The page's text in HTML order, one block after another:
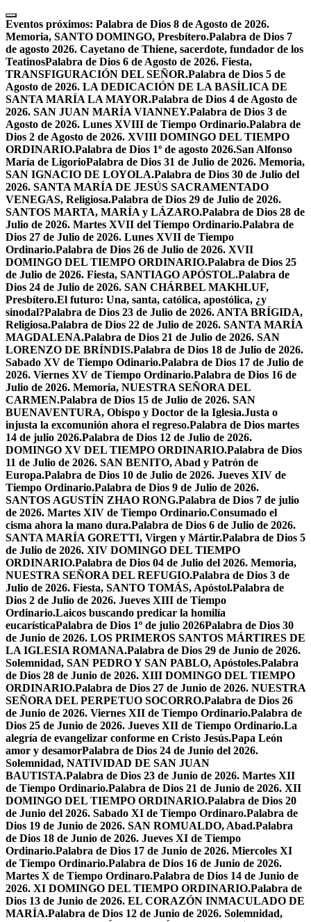
Skip
to
content
Eventos próximos: Palabra de Dios 8 de Agosto de 2026.
Memoria, SANTO DOMINGO, Presbítero.Palabra de Dios 7
de agosto 2026. Cayetano de Thiene, sacerdote, fundador de los
TeatinosPalabra de Dios 6 de Agosto de 2026. Fiesta,
TRANSFIGURACIÓN DEL SEÑOR.Palabra de Dios 5 de
Agosto de 2026. LA DEDICACIÓN DE LA BASÍLICA DE
SANTA MARÍA LA MAYOR.Palabra de Dios 4 de Agosto de
2026. SAN JUAN MARÍA VIANNEY.Palabra de Dios 3 de
Agosto de 2026. Lunes XVIII de Tiempo Ordinario.Palabra de
Dios 2 de Agosto de 2026. XVIII DOMINGO DEL TIEMPO
ORDINARIO.Palabra de Dios 1º de agosto 2026.San Alfonso
María de LigorioPalabra de Dios 31 de Julio de 2026. Memoria,
SAN IGNACIO DE LOYOLA.Palabra de Dios 30 de Julio del
2026. SANTA MARÍA DE JESÚS SACRAMENTADO
VENEGAS, Religiosa.Palabra de Dios 29 de Julio de 2026.
SANTOS MARTA, MARÍA y LÁZARO.Palabra de Dios 28 de
Julio de 2026. Martes XVII del Tiempo Ordinario.Palabra de
Dios 27 de Julio de 2026. Lunes XVII de Tiempo
Ordinario.Palabra de Dios 26 de Julio de 2026. XVII
DOMINGO DEL TIEMPO ORDINARIO.Palabra de Dios 25
de Julio de 2026. Fiesta, SANTIAGO APÓSTOL.Palabra de
Dios 24 de Julio de 2026. SAN CHÁRBEL MAKHLUF,
Presbítero.El futuro: Una, santa, católica, apostólica, ¿y
sinodal?Palabra de Dios 23 de Julio de 2026. ANTA BRÍGIDA,
Religiosa.Palabra de Dios 22 de Julio de 2026. SANTA MARÍA
MAGDALENA.Palabra de Dios 21 de Julio de 2026. SAN
LORENZO DE BRÍNDIS.Palabra de Dios 18 de Julio de 2026.
Sabado XV de Tiempo Odinario.Palabra de Dios 17 de Julio de
2026. Viernes XV de Tiempo Ordinario.Palabra de Dios 16 de
Julio de 2026. Memoria, NUESTRA SEÑORA DEL
CARMEN.Palabra de Dios 15 de Julio de 2026. SAN
BUENAVENTURA, Obispo y Doctor de la Iglesia.Justa o
injusta la excomunión ahora el regreso.Palabra de Dios martes
14 de julio 2026.Palabra de Dios 12 de Julio de 2026.
DOMINGO XV DEL TIEMPO ORDINARIO.Palabra de Dios
11 de Julio de 2026. SAN BENITO, Abad y Patrón de
Europa.Palabra de Dios 10 de Julio de 2026. Jueves XIV de
Tiempo Ordinario.Palabra de Dios 9 de Julio de 2026.
SANTOS AGUSTÍN ZHAO RONG.Palabra de Dios 7 de julio
de 2026. Martes XIV de Tiempo Ordinario.Consumado el
cisma ahora la mano dura.Palabra de Dios 6 de Julio de 2026.
SANTA MARÍA GORETTI, Virgen y Mártir.Palabra de Dios 5
de Julio de 2026. XIV DOMINGO DEL TIEMPO
ORDINARIO.Palabra de Dios 04 de Julio del 2026. Memoria,
NUESTRA SEÑORA DEL REFUGIO.Palabra de Dios 3 de
Julio de 2026. Fiesta, SANTO TOMÁS, Apóstol.Palabra de
Dios 2 de Julio de 2026. Jueves XIII de Tiempo
Ordinario.Laicos buscando predicar la homilía
eucarísticaPalabra de Dios 1º de julio 2026Palabra de Dios 30
de Junio de 2026. LOS PRIMEROS SANTOS MÁRTIRES DE
LA IGLESIA ROMANA.Palabra de Dios 29 de Junio de 2026.
Solemnidad, SAN PEDRO Y SAN PABLO, Apóstoles.Palabra
de Dios 28 de Junio de 2026. XIII DOMINGO DEL TIEMPO
ORDINARIO.Palabra de Dios 27 de Junio de 2026. NUESTRA
SEÑORA DEL PERPETUO SOCORRO.Palabra de Dios 26
de Junio de 2026. Viernes XII de Tiempo Ordinario.Palabra de
Dios 25 de Junio de 2026. Jueves XII de Tiempo Ordinario.La
alegría de evangelizar conforme en Cristo Jesús.Papa León
amor y desamorPalabra de Dios 24 de Junio del 2026.
Solemnidad, NATIVIDAD DE SAN JUAN
BAUTISTA.Palabra de Dios 23 de Junio de 2026. Martes XII
de Tiempo Ordinario.Palabra de Dios 21 de Junio de 2026. XII
DOMINGO DEL TIEMPO ORDINARIO.Palabra de Dios 20
de Junio del 2026. Sabado XI de Tiempo Ordinaro.Palabra de
Dios 19 de Junio de 2026. SAN ROMUALDO, Abad.Palabra
de Dios 18 de Junio de 2026. Jueves XI de Tiempo
Ordinario.Palabra de Dios 17 de Junio de 2026. Miercoles XI
de Tiempo Ordinario.Palabra de Dios 16 de Junio de 2026.
Martes X de Tiempo Ordinaro.Palabra de Dios 14 de Junio de
2026. XI DOMINGO DEL TIEMPO ORDINARIO.Palabra de
Dios 13 de Junio de 2026. EL CORAZÓN INMACULADO DE
MARÍA.Palabra de Dios 12 de Junio de 2026. Solemnidad,